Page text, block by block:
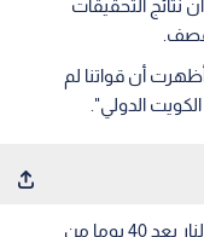
نتائج التحقيقات
أن قواتنا لم
الدولي".
الحرس الثوري: العدو أجبر على وقف إطلاق النار بعد 40 يوما من